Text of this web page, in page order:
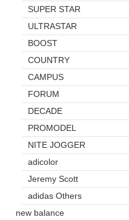
SUPER STAR
ULTRASTAR
BOOST
COUNTRY
CAMPUS
FORUM
DECADE
PROMODEL
NITE JOGGER
adicolor
Jeremy Scott
adidas Others
new balance